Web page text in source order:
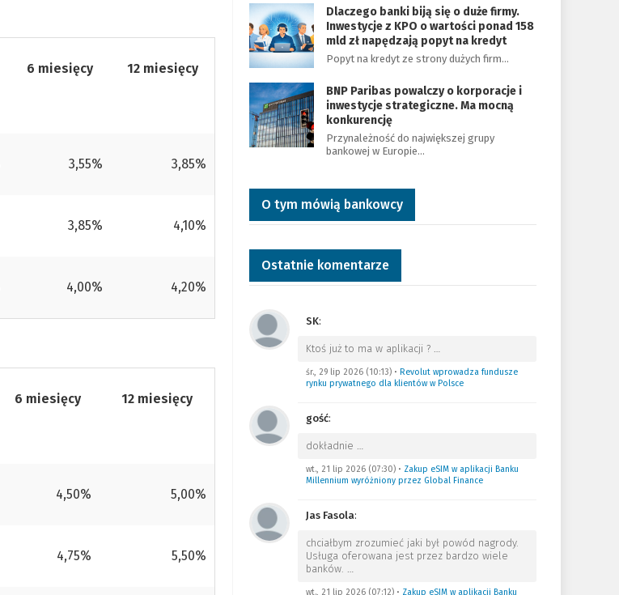
6 miesięcy 12 miesięcy
3,55% 3,85%
3,85% 4,10%
4,00% 4,20%
6 miesięcy 12 miesięcy
4,50% 5,00%
4,75% 5,50%
Dlaczego banki biją się o duże firmy.
Inwestycje z KPO o wartości ponad 158
mld zł napędzają popyt na kredyt
Popyt na kredyt ze strony dużych firm…
BNP Paribas powalczy o korporacje i
inwestycje strategiczne. Ma mocną
konkurencję
Przynależność do największej grupy
bankowej w Europie…
O tym mówią bankowcy
Ostatnie komentarze
SK:
Ktoś już to ma w aplikacji ? …
śr., 29 lip 2026 (10:13)• Revolut wprowadza fundusze
rynku prywatnego dla klientów w Polsce
gość:
dokładnie …
wt., 21 lip 2026 (07:30)• Zakup eSIM w aplikacji Banku
Millennium wyróżniony przez Global Finance
Jas Fasola:
chciałbym zrozumieć jaki był powód nagrody.
Usługa oferowana jest przez bardzo wiele
banków. …
wt., 21 lip 2026 (07:12)• Zakup eSIM w aplikacji Banku